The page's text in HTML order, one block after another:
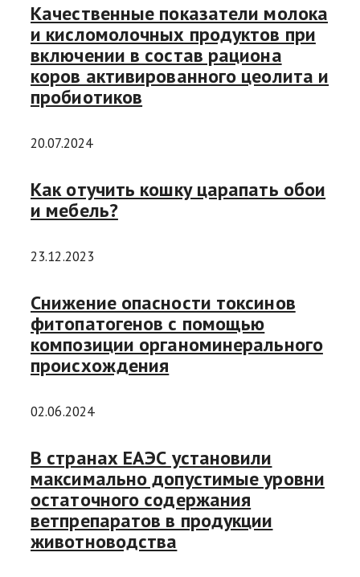
Качественные показатели молока
и кисломолочных продуктов при
включении в состав рациона
коров активированного цеолита и
пробиотиков
20.07.2024
Как отучить кошку царапать обои
и мебель?
23.12.2023
Снижение опасности токсинов
фитопатогенов с помощью
композиции органоминерального
происхождения
02.06.2024
В странах ЕАЭС установили
максимально допустимые уровни
остаточного содержания
ветпрепаратов в продукции
животноводства